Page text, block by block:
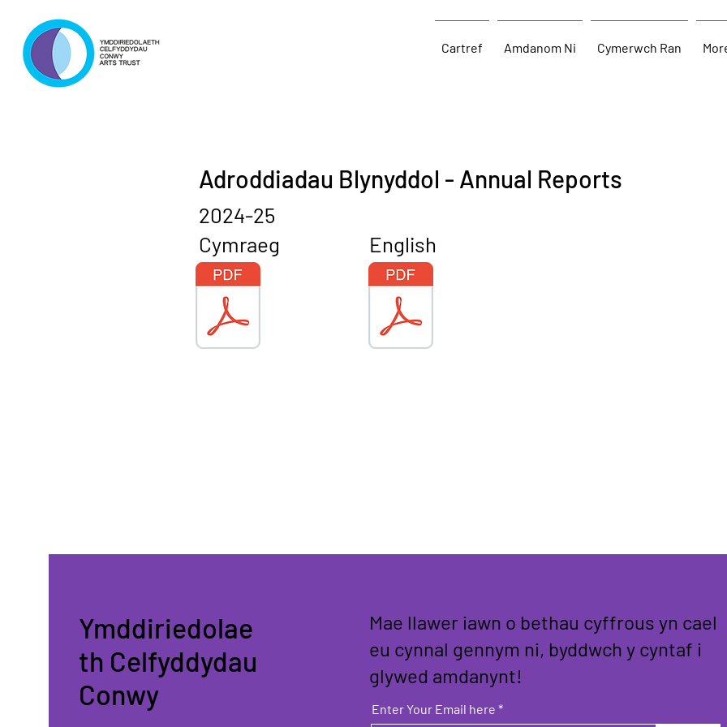
Cartref Amdanom Ni Cymerwch Ran
Adroddiadau Blynyddol - Annual Reports
2024-25
Cymraeg English
Ymddiriedolae
th Celfyddydau
Conwy
Mae llawer iawn o bethau cyffrous yn cael
eu cynnal gennym ni, byddwch y cyntaf i
glywed amdanynt!
Enter Your Email here